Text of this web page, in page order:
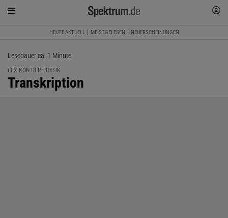
HEUTE AKTUELL MEISTGELESEN NEUERSCHEINUNGEN
Lesedauer ca. 1 Minute
LEXIKON DER PHYSIK
:
Transkription